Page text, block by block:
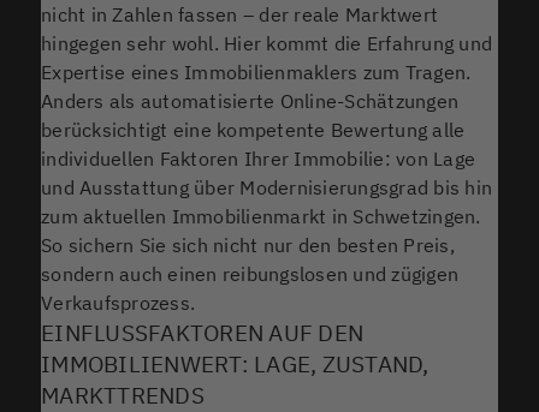
nicht in Zahlen fassen – der reale Marktwert
hingegen sehr wohl. Hier kommt die Erfahrung und
Expertise eines Immobilienmaklers zum Tragen.
Anders als automatisierte Online-Schätzungen
berücksichtigt eine kompetente Bewertung alle
individuellen Faktoren Ihrer Immobilie: von Lage
und Ausstattung über Modernisierungsgrad bis hin
zum aktuellen Immobilienmarkt in Schwetzingen.
So sichern Sie sich nicht nur den besten Preis,
sondern auch einen reibungslosen und zügigen
Verkaufsprozess.
EINFLUSSFAKTOREN AUF DEN
IMMOBILIENWERT: LAGE, ZUSTAND,
MARKTTRENDS